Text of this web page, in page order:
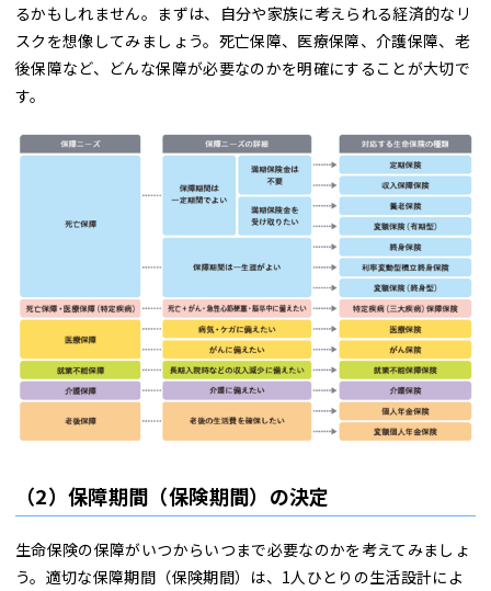
るかもしれません。まずは、自分や家族に考えられる経済的なリ
スクを想像してみましょう。死亡保障、医療保障、介護保障、老
後保障など、どんな保障が必要なのかを明確にすることが大切で
す。
（2）保障期間（保険期間）の決定
生命保険の保障がいつからいつまで必要なのかを考えてみましょ
う。適切な保障期間（保険期間）は、1人ひとりの生活設計によ